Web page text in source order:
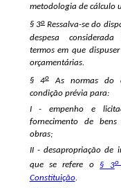
metodologia de cálculo
§ 3oRessalva-se do
despesa
termos em que
orçamentárias.
§ 4oAs normas do
condição prévia para:
I - empenho e
fornecimento de
obras;
II - desapropriação de
que se refere o§ 3o
Constituição.